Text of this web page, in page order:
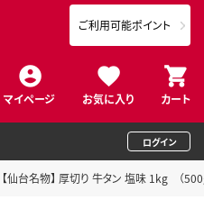
マイページ お気に入り カート
ご利用可能ポイント
ログイン
【仙台名物】 厚切り 牛タン 塩味 1kg （